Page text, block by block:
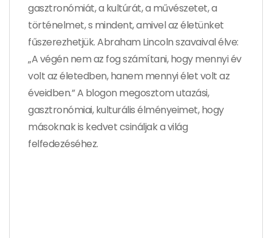
gasztronómiát, a kultúrát, a művészetet, a
történelmet, s mindent, amivel az életünket
fűszerezhetjük. Abraham Lincoln szavaival élve:
„A végén nem az fog számítani, hogy mennyi év
volt az életedben, hanem mennyi élet volt az
éveidben.” A blogon megosztom utazási,
gasztronómiai, kulturális élményeimet, hogy
másoknak is kedvet csináljak a világ
felfedezéséhez.